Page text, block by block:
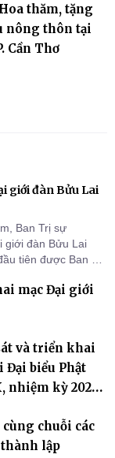
thăm, tặng
nông thôn tại
Cần Thơ
giới đàn Bửu Lai
Ban Trị sự
giới đàn Bửu Lai
tiên được Ban Trị
giới, đào tạo
mạc Đại giới
và triển khai
Đại biểu Phật
nhiệm kỳ 2026-
chuỗi các
lập